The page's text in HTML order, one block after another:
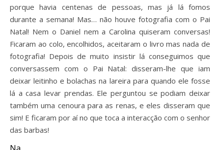
porque havia centenas de pessoas, mas já lá fomos
durante a semana! Mas… não houve fotografia com o Pai
Natal! Nem o Daniel nem a Carolina quiseram conversas!
Ficaram ao colo, encolhidos, aceitaram o livro mas nada de
fotografia! Depois de muito insistir lá conseguimos que
conversassem com o Pai Natal: disseram-lhe que iam
deixar leitinho e bolachas na lareira para quando ele fosse
lá a casa levar prendas. Ele perguntou se podiam deixar
também uma cenoura para as renas, e eles disseram que
sim! E ficaram por aí no que toca a interacção com o senhor
das barbas!